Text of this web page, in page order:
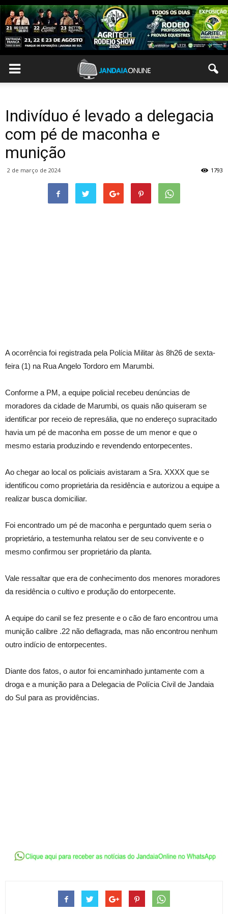
Indivíduo é levado a delegacia
com pé de maconha e
munição
2 de março de 2024 1793
A ocorrência foi registrada pela Polícia Militar às 8h26 de sexta-
feira (1) na Rua Angelo Tordoro em Marumbi.
Conforme a PM, a equipe policial recebeu denúncias de
moradores da cidade de Marumbi, os quais não quiseram se
identificar por receio de represália, que no endereço supracitado
havia um pé de maconha em posse de um menor e que o
mesmo estaria produzindo e revendendo entorpecentes.
Ao chegar ao local os policiais avistaram a Sra. XXXX que se
identificou como proprietária da residência e autorizou a equipe a
realizar busca domiciliar.
Foi encontrado um pé de maconha e perguntado quem seria o
proprietário, a testemunha relatou ser de seu convivente e o
mesmo confirmou ser proprietário da planta.
Vale ressaltar que era de conhecimento dos menores moradores
da residência o cultivo e produção do entorpecente.
A equipe do canil se fez presente e o cão de faro encontrou uma
munição calibre .22 não deflagrada, mas não encontrou nenhum
outro indício de entorpecentes.
Diante dos fatos, o autor foi encaminhado juntamente com a
droga e a munição para a Delegacia de Polícia Civil de Jandaia
do Sul para as providências.